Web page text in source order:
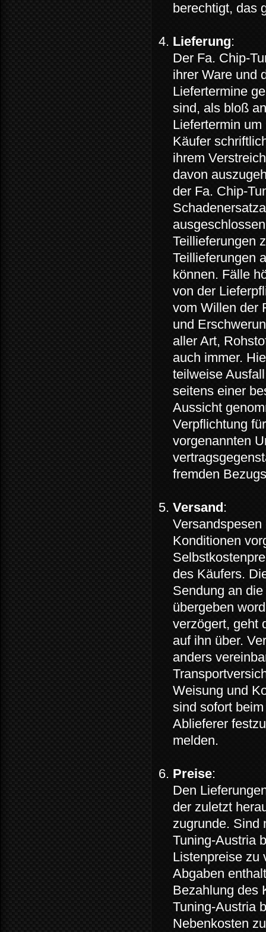
berechtigt, das
Lieferung:
Der Fa. Chip-
ihrer Ware und
Liefertermine
sind, als bloß
Liefertermin
Käufer
ihrem
davon
der Fa. Chip-
Teillieferungen
Teillieferungen
können. Fälle
von der
vom Willen der
und
aller Art,
auch immer.
teilweise
seitens einer
Aussicht
Verpflichtung
vorgenannten
fremden
Versand:
Konditionen
des Käufers.
Sendung an
übergeben
verzögert, geht
auf ihn über.
anders
Weisung und
sind sofort
Ablieferer
melden.
Preise:
Den
der zuletzt
zugrunde. Sind
Tuning-Austria
Listenpreise zu
Abgaben
Bezahlung des
Tuning-Austria
Nebenkosten